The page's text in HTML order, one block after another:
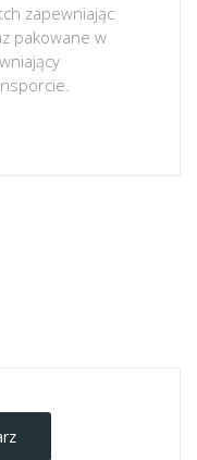
zapewniając
pakowane w